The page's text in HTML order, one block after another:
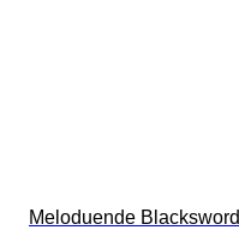
Meloduende Blacksword